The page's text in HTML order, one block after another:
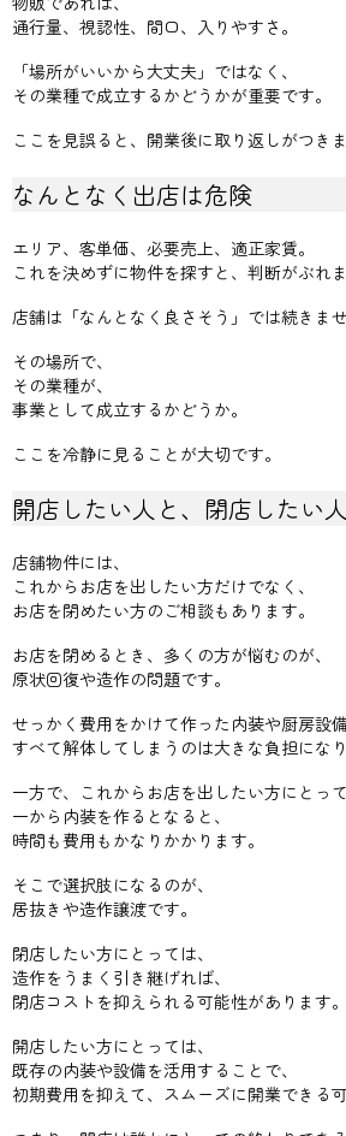
通行量、視認性、間口、入りやすさ。
「場所がいいから大丈夫」ではなく、
その業種で成立するかどうかが重要です。
ここを見誤ると、開業後に取り返しがつきま
なんとなく出店は危険
エリア、客単価、必要売上、適正家賃。
これを決めずに物件を探すと、判断がぶれま
店舗は「なんとなく良さそう」では続きませ
その場所で、
その業種が、
事業として成立するかどうか。
ここを冷静に見ることが大切です。
開店したい人と、閉店したい
店舗物件には、
これからお店を出したい方だけでなく、
お店を閉めたい方のご相談もあります。
お店を閉めるとき、多くの方が悩むのが、
原状回復や造作の問題です。
せっかく費用をかけて作った内装や厨房設備
すべて解体してしまうのは大きな負担になり
一方で、これからお店を出したい方にとって
一から内装を作るとなると、
時間も費用もかなりかかります。
そこで選択肢になるのが、
居抜きや造作譲渡です。
閉店したい方にとっては、
造作をうまく引き継げれば、
閉店コストを抑えられる可能性があります。
開店したい方にとっては、
既存の内装や設備を活用することで、
初期費用を抑えて、スムーズに開業できる